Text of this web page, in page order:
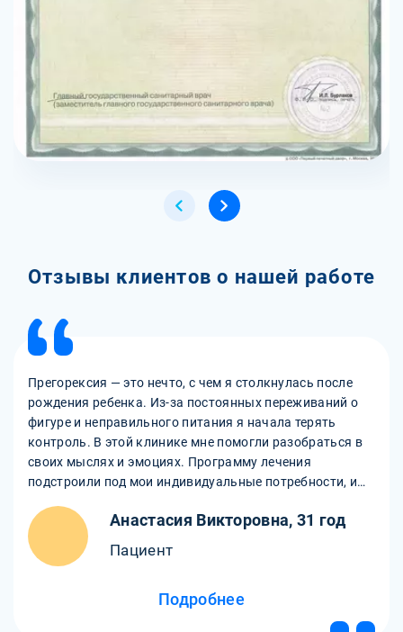
Отзывы клиентов о нашей работе
Прегорексия — это нечто, с чем я столкнулась после
рождения ребенка. Из-за постоянных переживаний о
фигуре и неправильного питания я начала терять
контроль. В этой клинике мне помогли разобраться в
своих мыслях и эмоциях. Программу лечения
подстроили под мои индивидуальные потребности, и
улучшение. Спасибо врачам за терпение и поддержку!
Анастасия Викторовна, 31 год
Пациент
Подробнее